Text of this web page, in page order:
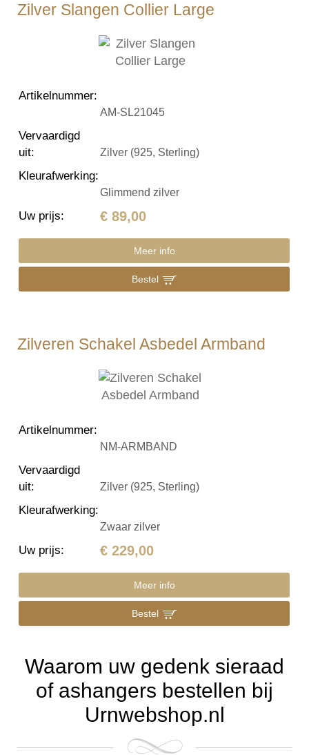
Zilver Slangen Collier Large
Artikelnummer:
AM-SL21045
Vervaardigd
uit: Zilver (925, Sterling)
Kleurafwerking:
Glimmend zilver
Uw prijs: € 89,00
Meer info
Bestel
Zilveren Schakel Asbedel Armband
Artikelnummer:
NM-ARMBAND
Vervaardigd
uit: Zilver (925, Sterling)
Kleurafwerking:
Zwaar zilver
Uw prijs: € 229,00
Meer info
Bestel
Waarom uw gedenk sieraad
of ashangers bestellen bij
Urnwebshop.nl